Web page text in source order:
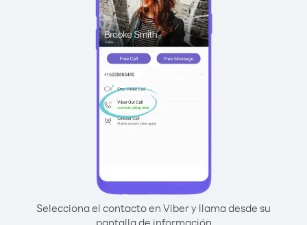
Selecciona el contacto en Viber y llama desde su
pantalla de información